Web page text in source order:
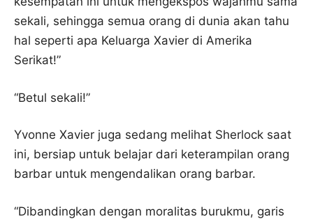
sekali, sehingga semua orang di dunia akan tahu
hal seperti apa Keluarga Xavier di Amerika
Serikat!”
“Betul sekali!”
Yvonne Xavier juga sedang melihat Sherlock saat
ini, bersiap untuk belajar dari keterampilan orang
barbar untuk mengendalikan orang barbar.
“Dibandingkan dengan moralitas burukmu, garis